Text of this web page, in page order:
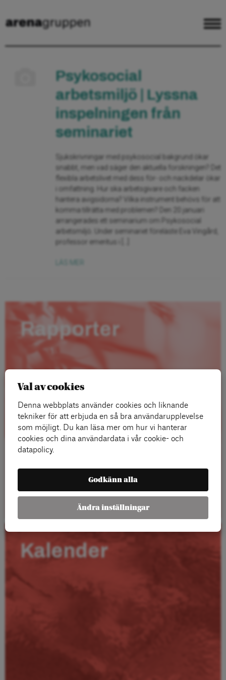
Psykosocial
arbetsmiljö | Lyssna
inspelningen från
seminariet
Sjukskrivningar med psykosocial bakgrund ökar
snabbt, men vad säger den aktuella forskningen? Det
flexibla arbetslivet med dess för- och nackdelar ökar
i omfattning. Hur ska arbetsgivare och facken
hantera avigsidorna? Vilka instrument behövs för att
komma tillrätta med problemen? Den 20 januari
arrangerades ett seminarium om Psykosocial
arbetsmiljö. Under seminariet föreläste Eva Vingård,
professor emeritus i […]
Rapporter
Läs mer
Kalender
Val av cookies
Denna webbplats använder cookies och liknande
tekniker för att erbjuda en så bra användarupplevelse
som möjligt. Du kan läsa mer om hur vi hanterar
cookies och dina användardata i vår cookie- och
datapolicy.
Godkänn alla
Ändra inställningar